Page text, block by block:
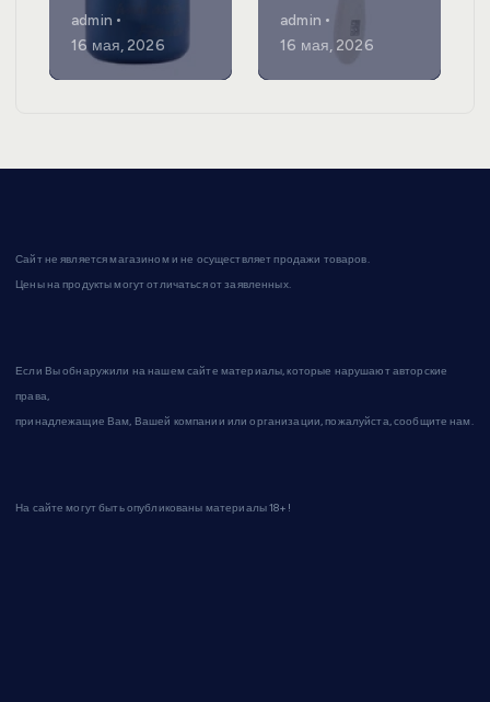
admin
16 мая, 2026
admin
16 мая, 2026
Сайт не является магазином и не осуществляет продажи товаров.
Цены на продукты могут отличаться от заявленных.
Если Вы обнаружили на нашем сайте материалы, которые нарушают авторские
права,
принадлежащие Вам, Вашей компании или организации, пожалуйста, сообщите нам.
На сайте могут быть опубликованы материалы 18+!